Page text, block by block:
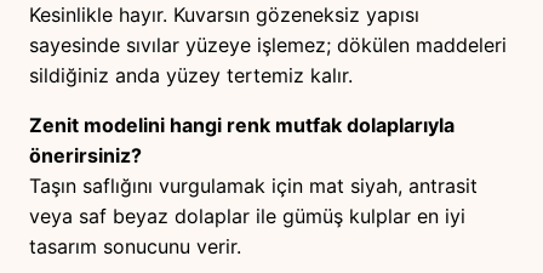
Kesinlikle hayır. Kuvarsın gözeneksiz yapısı
sayesinde sıvılar yüzeye işlemez; dökülen maddeleri
sildiğiniz anda yüzey tertemiz kalır.
Zenit modelini hangi renk mutfak dolaplarıyla
önerirsiniz?
Taşın saflığını vurgulamak için mat siyah, antrasit
veya saf beyaz dolaplar ile gümüş kulplar en iyi
tasarım sonucunu verir.